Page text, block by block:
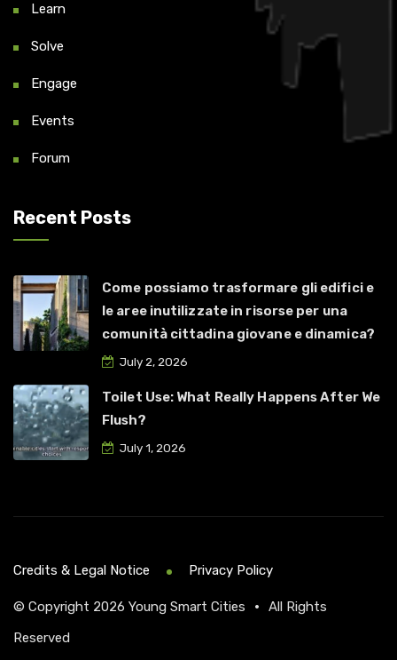
Learn
Solve
Engage
Events
Forum
Recent Posts
Come possiamo trasformare gli edifici e
le aree inutilizzate in risorse per una
comunità cittadina giovane e dinamica?
July 2, 2026
Toilet Use: What Really Happens After We
Flush?
July 1, 2026
© Copyright 2026 Young Smart Cities •
All Rights
Reserved
Credits & Legal Notice Privacy Policy